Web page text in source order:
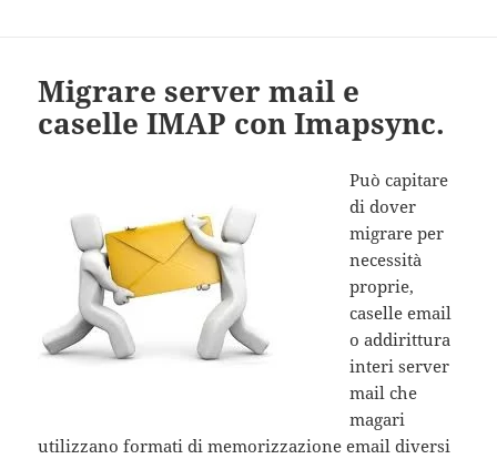
Migrare server mail e
caselle IMAP con Imapsync.
Può capitare
di dover
migrare per
necessità
proprie,
caselle email
o addirittura
interi server
mail che
magari
utilizzano formati di memorizzazione email diversi